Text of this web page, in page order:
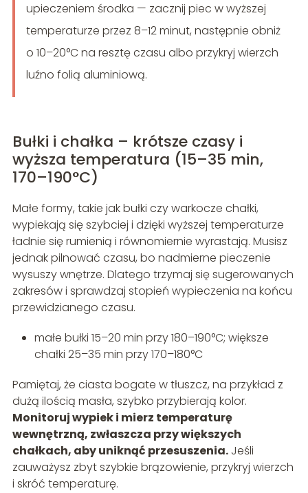
upieczeniem środka — zacznij piec w wyższej
temperaturze przez 8–12 minut, następnie obniż
o 10–20°C na resztę czasu albo przykryj wierzch
luźno folią aluminiową.
Bułki i chałka – krótsze czasy i
wyższa temperatura (15–35 min,
170–190°C)
Małe formy, takie jak bułki czy warkocze chałki,
wypiekają się szybciej i dzięki wyższej temperaturze
ładnie się rumienią i równomiernie wyrastają. Musisz
jednak pilnować czasu, bo nadmierne pieczenie
wysuszy wnętrze. Dlatego trzymaj się sugerowanych
zakresów i sprawdzaj stopień wypieczenia na końcu
przewidzianego czasu.
małe bułki 15–20 min przy 180–190°C; większe
chałki 25–35 min przy 170–180°C
Pamiętaj, że ciasta bogate w tłuszcz, na przykład z
dużą ilością masła, szybko przybierają kolor.
Monitoruj wypiek i mierz temperaturę
wewnętrzną, zwłaszcza przy większych
chałkach, aby uniknąć przesuszenia.Jeśli
zauważysz zbyt szybkie brązowienie, przykryj wierzch
i skróć temperaturę.